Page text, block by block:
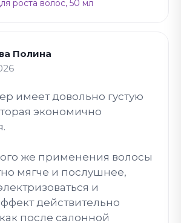
роста волос, 50 мл
Полина
имеет довольно густую
экономично
же применения волосы
мягче и послушнее,
и
действительно
после салонной